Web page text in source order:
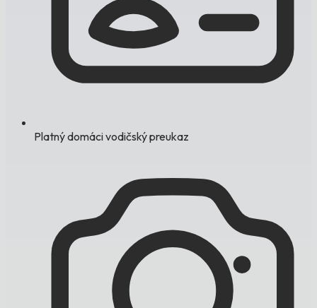
Platný domáci vodičský preukaz